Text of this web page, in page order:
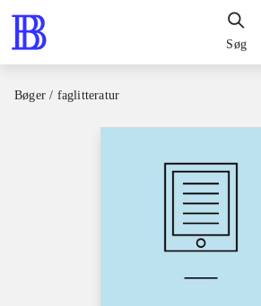
Søg
Bøger / faglitteratur